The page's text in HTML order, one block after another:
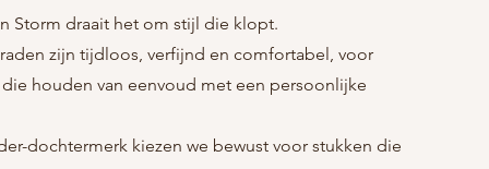
Storm draait het om stijl die klopt.
zijn tijdloos, verfijnd en comfortabel, voor
houden van eenvoud met een persoonlijke
dochtermerk kiezen we bewust voor stukken die